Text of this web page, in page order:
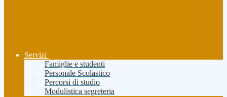
Servizi
Famiglie e studenti
Personale Scolastico
Percorsi di studio
Modulistica segreteria